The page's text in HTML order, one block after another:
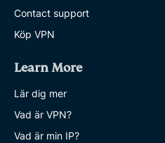
Contact support
Köp VPN
Learn More
Lär dig mer
Vad är VPN?
Vad är min IP?